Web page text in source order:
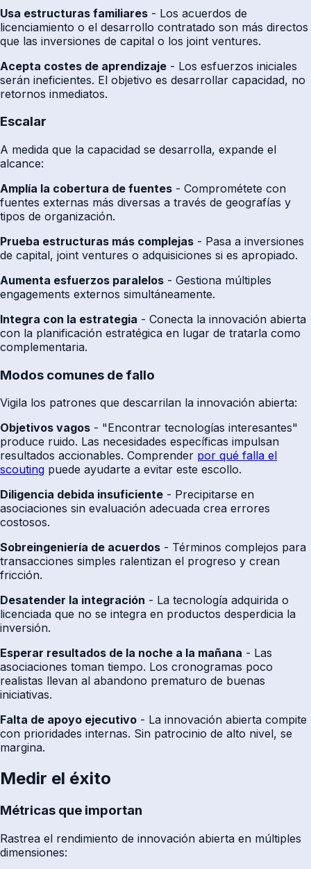
Usa estructuras familiares - Los acuerdos de
licenciamiento o el desarrollo contratado son más directos
que las inversiones de capital o los joint ventures.
Acepta costes de aprendizaje - Los esfuerzos iniciales
serán ineficientes. El objetivo es desarrollar capacidad, no
retornos inmediatos.
Escalar
A medida que la capacidad se desarrolla, expande el
alcance:
Amplía la cobertura de fuentes - Comprométete con
fuentes externas más diversas a través de geografías y
tipos de organización.
Prueba estructuras más complejas - Pasa a inversiones
de capital, joint ventures o adquisiciones si es apropiado.
Aumenta esfuerzos paralelos - Gestiona múltiples
engagements externos simultáneamente.
Integra con la estrategia - Conecta la innovación abierta
con la planificación estratégica en lugar de tratarla como
complementaria.
Modos comunes de fallo
Vigila los patrones que descarrilan la innovación abierta:
Objetivos vagos - "Encontrar tecnologías interesantes"
produce ruido. Las necesidades específicas impulsan
resultados accionables. Comprender por qué falla el
scouting puede ayudarte a evitar este escollo.
Diligencia debida insuficiente - Precipitarse en
asociaciones sin evaluación adecuada crea errores
costosos.
Sobreingeniería de acuerdos - Términos complejos para
transacciones simples ralentizan el progreso y crean
fricción.
Desatender la integración - La tecnología adquirida o
licenciada que no se integra en productos desperdicia la
inversión.
Esperar resultados de la noche a la mañana - Las
asociaciones toman tiempo. Los cronogramas poco
realistas llevan al abandono prematuro de buenas
iniciativas.
Falta de apoyo ejecutivo - La innovación abierta compite
con prioridades internas. Sin patrocinio de alto nivel, se
margina.
Medir el éxito
Métricas que importan
Rastrea el rendimiento de innovación abierta en múltiples
dimensiones: